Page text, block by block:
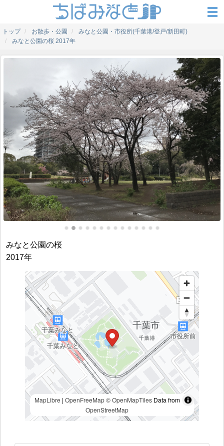
トップ お散歩・公園
みなと公園・市役所(千葉港/登戸/新田町)
みなと公園の桜 2017年
みなと公園の桜
2017年
MapLibre | OpenFreeMap © OpenMapTilesData from
OpenStreetMap